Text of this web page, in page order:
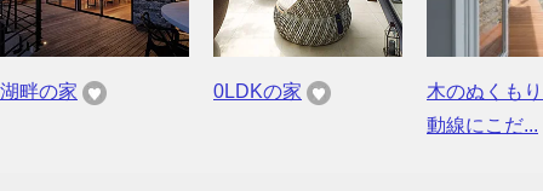
湖畔の家 0LDKの家
木のぬくも
動線にこだ...